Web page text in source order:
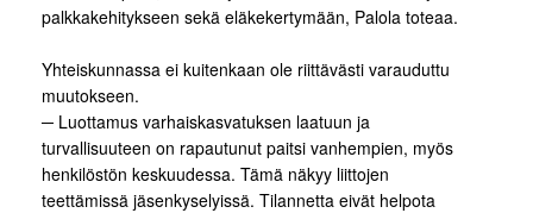
palkkakehitykseen sekä eläkekertymään, Palola toteaa.
Yhteiskunnassa ei kuitenkaan ole riittävästi varauduttu
muutokseen.
─ Luottamus varhaiskasvatuksen laatuun ja
turvallisuuteen on rapautunut paitsi vanhempien, myös
henkilöstön keskuudessa. Tämä näkyy liittojen
teettämissä jäsenkyselyissä. Tilannetta eivät helpota